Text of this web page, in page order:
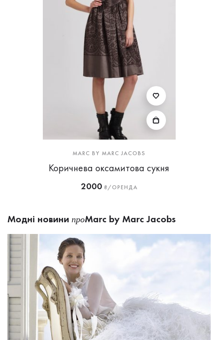
MARC BY MARC JACOBS
Коричнева оксамитова сукня
2000₴/ОРЕНДА
Модні новини проMarc by Marc Jacobs